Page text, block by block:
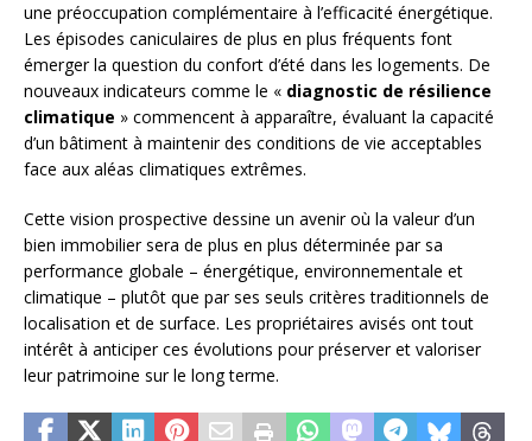
une préoccupation complémentaire à l’efficacité énergétique.
Les épisodes caniculaires de plus en plus fréquents font
émerger la question du confort d’été dans les logements. De
nouveaux indicateurs comme le « diagnostic de résilience
climatique » commencent à apparaître, évaluant la capacité
d’un bâtiment à maintenir des conditions de vie acceptables
face aux aléas climatiques extrêmes.
Cette vision prospective dessine un avenir où la valeur d’un
bien immobilier sera de plus en plus déterminée par sa
performance globale – énergétique, environnementale et
climatique – plutôt que par ses seuls critères traditionnels de
localisation et de surface. Les propriétaires avisés ont tout
intérêt à anticiper ces évolutions pour préserver et valoriser
leur patrimoine sur le long terme.